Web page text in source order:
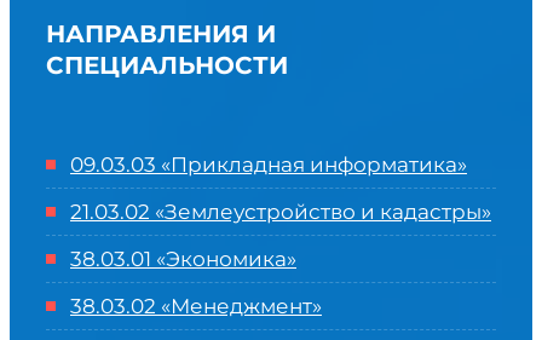
НАПРАВЛЕНИЯ И
СПЕЦИАЛЬНОСТИ
09.03.03 «Прикладная информатика»
21.03.02 «Землеустройство и кадастры»
38.03.01 «Экономика»
38.03.02 «Менеджмент»